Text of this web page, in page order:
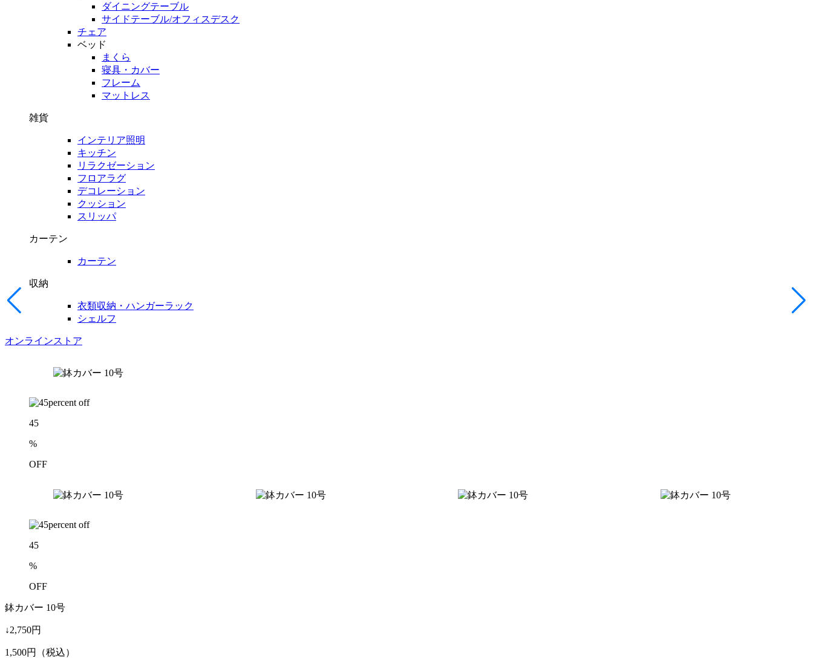
ダイニングテーブル
サイドテーブル/オフィスデスク
チェア
ベッド
まくら
寝具・カバー
フレーム
マットレス
雑貨
インテリア照明
キッチン
リラクゼーション
フロアラグ
デコレーション
クッション
スリッパ
カーテン
カーテン
収納
衣類収納・ハンガーラック
シェルフ
オンラインストア
45
%
OFF
45
%
OFF
鉢カバー 10号
↓2,750円
1,500円（税込）